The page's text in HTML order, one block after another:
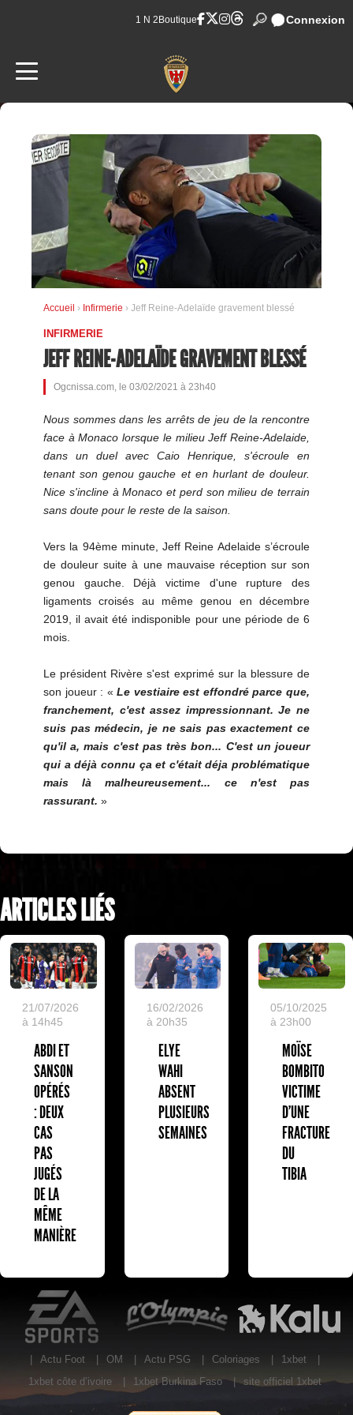
1 N 2 Boutique Connexion
Accueil › Infirmerie › Jeff Reine-Adelaïde gravement blessé
INFIRMERIE
JEFF REINE-ADELAÏDE GRAVEMENT BLESSÉ
Ogcnissa.com, le 03/02/2021 à 23h40
Nous sommes dans les arrêts de jeu de la rencontre
face à Monaco lorsque le milieu Jeff Reine-Adelaide,
dans un duel avec Caio Henrique, s'écroule en
tenant son genou gauche et en hurlant de douleur.
Nice s'incline à Monaco et perd son milieu de terrain
sans doute pour le reste de la saison.
Vers la 94ème minute, Jeff Reine Adelaide s’écroule
de douleur suite à une mauvaise réception sur son
genou gauche. Déjà victime d'une rupture des
ligaments croisés au même genou en décembre
2019, il avait été indisponible pour une période de 6
mois.
Le président Rivère s'est exprimé sur la blessure de
son joueur : «Le vestiaire est effondré parce que,
franchement, c'est assez impressionnant. Je ne
suis pas médecin, je ne sais pas exactement ce
qu'il a, mais c'est pas très bon... C'est un joueur
qui a déjà connu ça et c'était déja problématique
mais là malheureusement... ce n'est pas
rassurant. »
ARTICLES LIÉS
21/07/2026
à 14h45
ABDI ET
SANSON
OPÉRÉS
: DEUX
CAS
PAS
JUGÉS
DE LA
MÊME
MANIÈRE
16/02/2026
à 20h35
ELYE
WAHI
ABSENT
PLUSIEURS
SEMAINES
05/10/2025
à 23h00
MOÏSE
BOMBITO
VICTIME
D'UNE
FRACTURE
DU
TIBIA
EA Sports
Actu Foot OM Actu PSG Coloriages 1xbet
1xbet côte d’ivoire
1xbet Burkina Faso | site officiel 1xbet